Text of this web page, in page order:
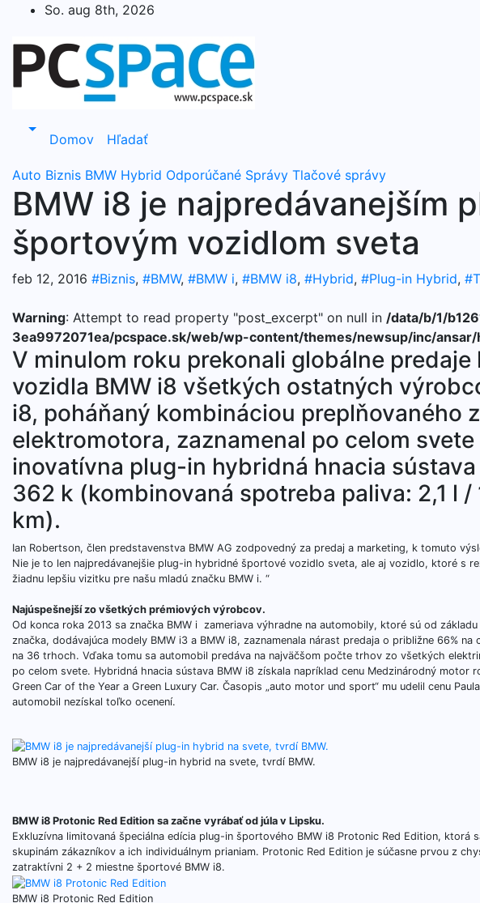
content
So. aug 8th, 2026
Domov Hľadať
Auto Biznis BMW Hybrid Odporúčané Správy Tlačové správy
BMW i8 je najpredávanejším
športovým vozidlom sveta
feb 12, 2016 #Biznis, #BMW, #BMW i, #BMW i8, #Hybrid, #Plug-in Hybrid,
Warning: Attempt to read property "post_excerpt" on null in /data/b/1/
3ea9972071ea/pcspace.sk/web/wp-content/themes/newsup/inc/
V minulom roku prekonali globálne
vozidla BMW i8 všetkých ostatných
i8, poháňaný kombináciou preplňovaného
elektromotora, zaznamenal po celom
inovatívna plug-in hybridná hnacia
362 k (kombinovaná spotreba paliva: 2,1 l
km).
Ian Robertson, člen predstavenstva BMW AG zodpovedný za predaj a marketing, k tomuto
Nie je to len najpredávanejšie plug-in hybridné športové vozidlo sveta, ale aj vozidlo, ktoré s
žiadnu lepšiu vizitku pre našu mladú značku BMW i. “
Najúspešnejší zo všetkých prémiových výrobcov.
Od konca roka 2013 sa značka BMW i zameriava výhradne na automobily, ktoré sú od
značka, dodávajúca modely BMW i3 a BMW i8, zaznamenala nárast predaja o približne 66%
na 36 trhoch. Vďaka tomu sa automobil predáva na najväčšom počte trhov zo všetkých
po celom svete. Hybridná hnacia sústava BMW i8 získala napríklad cenu Medzinárodný
Green Car of the Year a Green Luxury Car. Časopis „auto motor und sport“ mu udelil cenu
automobil nezískal toľko ocenení.
BMW i8 je najpredávanejší plug-in hybrid na svete, tvrdí BMW.
BMW i8 Protonic Red Edition sa začne vyrábať od júla v Lipsku.
Exkluzívna limitovaná špeciálna edícia plug-in športového BMW i8 Protonic Red Edition,
skupinám zákazníkov a ich individuálnym prianiam. Protonic Red Edition je súčasne prvou z
zatraktívni 2 + 2 miestne športové BMW i8.
BMW i8 Protonic Red Edition